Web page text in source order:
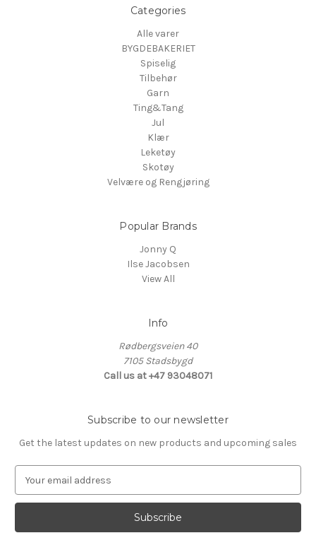
Categories
Alle varer
BYGDEBAKERIET
Spiselig
Tilbehør
Garn
Ting&Tang
Jul
Klær
Leketøy
Skotøy
Velvære og Rengjøring
Popular Brands
Jonny Q
Ilse Jacobsen
View All
Info
Rødbergsveien 40
7105 Stadsbygd
Call us at +47 93048071
Subscribe to our newsletter
Get the latest updates on new products and upcoming sales
a
l